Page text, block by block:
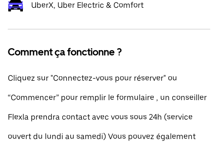
UberX, Uber Electric & Comfort
Comment ça fonctionne ?
Cliquez sur "Connectez-vous pour réserver" ou
“Commencer” pour remplir le formulaire , un conseiller
Flexla prendra contact avec vous sous 24h (service
ouvert du lundi au samedi) Vous pouvez également